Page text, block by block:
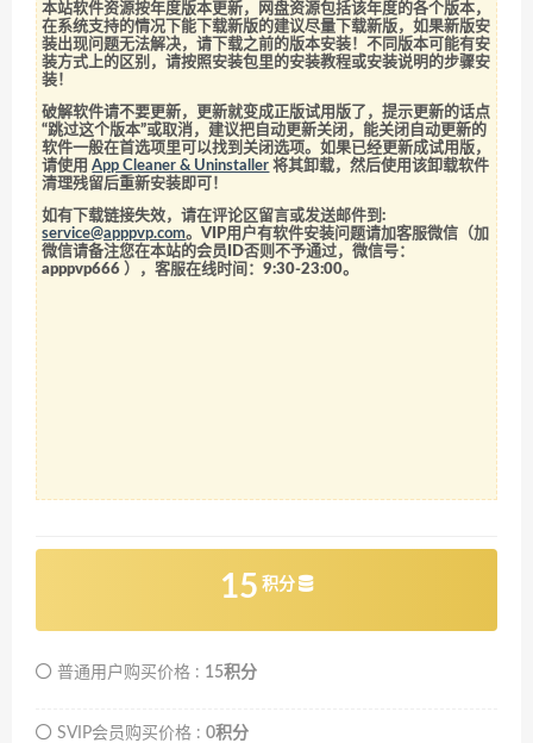
本站软件资源按年度版本更新，网盘资源包括该年度的各个版本，
在系统支持的情况下能下载新版的建议尽量下载新版，如果新版安
装出现问题无法解决，请下载之前的版本安装！不同版本可能有安
装方式上的区别，请按照安装包里的安装教程或安装说明的步骤安
装！
破解软件请不要更新，更新就变成正版试用版了，提示更新的话点
“跳过这个版本”或取消，建议把自动更新关闭，能关闭自动更新的
软件一般在首选项里可以找到关闭选项。如果已经更新成试用版，
请使用App Cleaner & Uninstaller 将其卸载，然后使用该卸载软件
清理残留后重新安装即可！
如有下载链接失效，请在评论区留言或发送邮件到:
service@apppvp.com。VIP用户有软件安装问题请加客服微信（加
微信请备注您在本站的会员ID否则不予通过，微信号：
apppvp666 ），客服在线时间：9:30-23:00。
15 积分
普通用户购买价格 : 15积分
SVIP会员购买价格 : 0积分